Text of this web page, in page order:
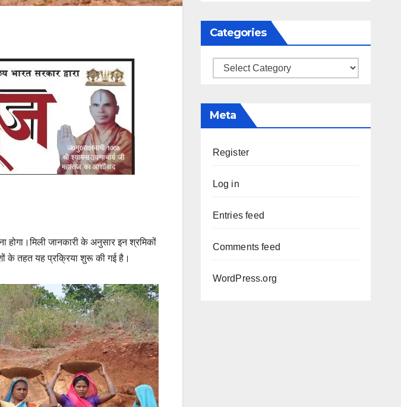
होगा।मिली जानकारी के अनुसार इन श्रमिकों
के तहत यह प्रक्रिया शुरू की गई है।
Categories
Categories
Meta
Register
Log in
Entries feed
Comments feed
WordPress.org